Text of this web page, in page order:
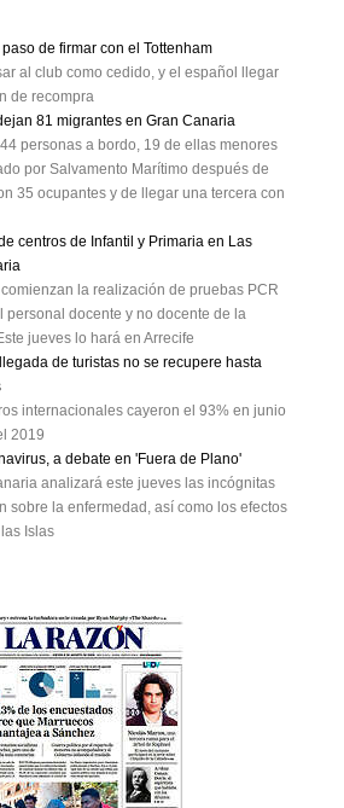
de firmar con el Tottenham
al club como cedido, y el español llegar
de recompra
81 migrantes en Gran Canaria
personas a bordo, 19 de ellas menores
por Salvamento Marítimo después de
35 ocupantes y de llegar una tercera con
centros de Infantil y Primaria en Las
la realización de pruebas PCR
personal docente y no docente de la
jueves lo hará en Arrecife
de turistas no se recupere hasta
internacionales cayeron el 93% en junio
2019
a debate en 'Fuera de Plano'
analizará este jueves las incógnitas
sobre la enfermedad, así como los efectos
Islas